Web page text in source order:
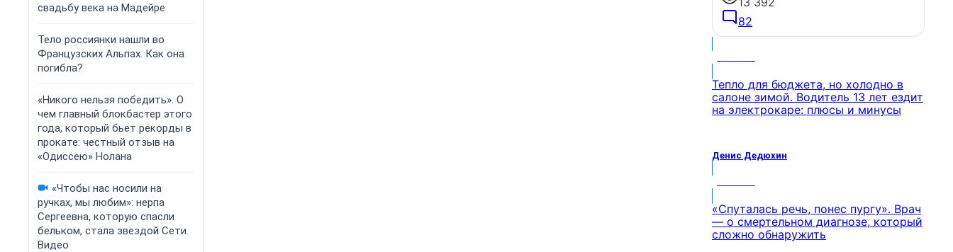
свадьбу века на Мадейре
Тело россиянки нашли во
Французских Альпах. Как она
погибла?
«Никого нельзя победить». О
чем главный блокбастер этого
года, который бьет рекорды в
прокате: честный отзыв на
«Одиссею» Нолана
«Чтобы нас носили на
ручках, мы любим»: нерпа
Сергеевна, которую спасли
бельком, стала звездой Сети.
Видео
82
Тепло для бюджета, но холодно в
салоне зимой. Водитель 13 лет ездит
на электрокаре: плюсы и минусы
Денис Дедюхин
«Спуталась речь, понес пургу». Врач
— о смертельном диагнозе, который
сложно обнаружить